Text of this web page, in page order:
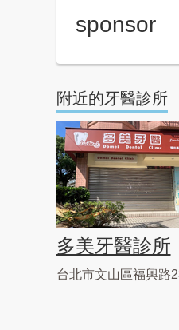
sponsor
附近的牙醫診所
多美牙醫診所
台北市文山區福興路